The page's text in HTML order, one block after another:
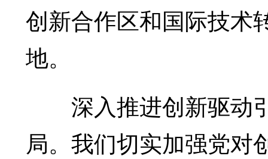
创新合作区和国际技术
地。
深入推进创新驱动
局。我们切实加强党对